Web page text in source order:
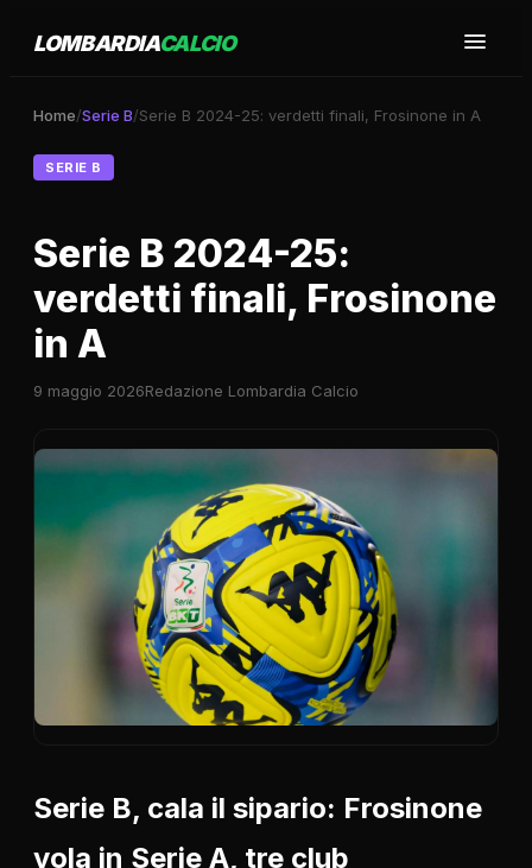
LOMBARDIACALCIO
Home/Serie B/Serie B 2024-25: verdetti finali, Frosinone in A
SERIE B
Serie B 2024-25:
verdetti finali, Frosinone
in A
9 maggio 2026Redazione Lombardia Calcio
Serie B, cala il sipario: Frosinone
vola in Serie A, tre club